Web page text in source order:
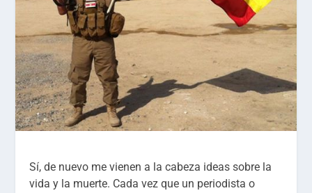
Sí, de nuevo me vienen a la cabeza ideas sobre la
vida y la muerte. Cada vez que un periodista o